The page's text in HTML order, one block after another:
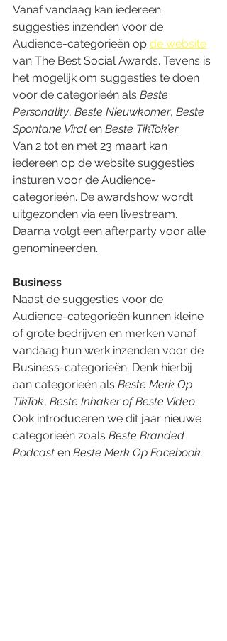
Vanaf vandaag kan iedereen
suggesties inzenden voor de
Audience-categorieën op de website
van The Best Social Awards. Tevens is
het mogelijk om suggesties te doen
voor de categorieën als Beste
Personality, Beste Nieuwkomer, Beste
Spontane Viral en Beste TikTok’er.
Van 2 tot en met 23 maart kan
iedereen op de website suggesties
insturen voor de Audience-
categorieën. De awardshow wordt
uitgezonden via een livestream.
Daarna volgt een afterparty voor alle
genomineerden.
Business
Naast de suggesties voor de
Audience-categorieën kunnen kleine
of grote bedrijven en merken vanaf
vandaag hun werk inzenden voor de
Business-categorieën. Denk hierbij
aan categorieën als Beste Merk Op
TikTok, Beste Inhaker of Beste Video.
Ook introduceren we dit jaar nieuwe
categorieën zoals Beste Branded
Podcast en Beste Merk Op Facebook.